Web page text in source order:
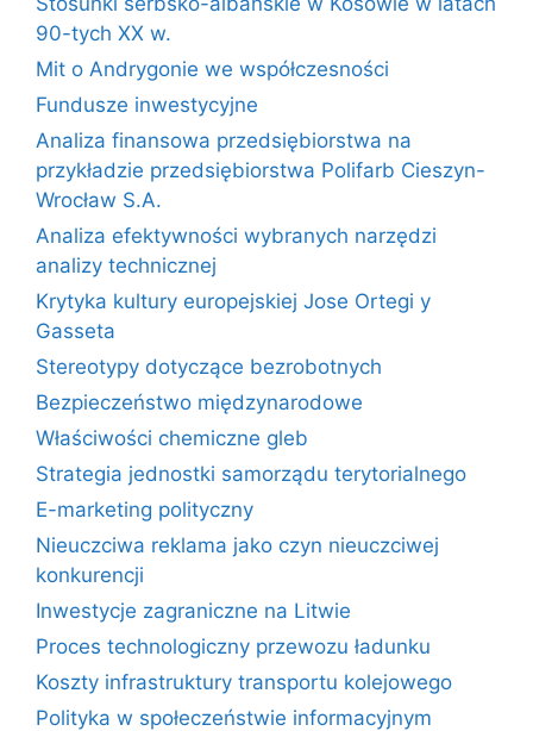
90-tych XX w.
Mit o Andrygonie we współczesności
Fundusze inwestycyjne
Analiza finansowa przedsiębiorstwa na
przykładzie przedsiębiorstwa Polifarb Cieszyn-
Wrocław S.A.
Analiza efektywności wybranych narzędzi
analizy technicznej
Krytyka kultury europejskiej Jose Ortegi y
Gasseta
Stereotypy dotyczące bezrobotnych
Bezpieczeństwo międzynarodowe
Właściwości chemiczne gleb
Strategia jednostki samorządu terytorialnego
E-marketing polityczny
Nieuczciwa reklama jako czyn nieuczciwej
konkurencji
Inwestycje zagraniczne na Litwie
Proces technologiczny przewozu ładunku
Koszty infrastruktury transportu kolejowego
Polityka w społeczeństwie informacyjnym